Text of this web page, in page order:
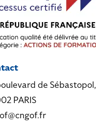
de Sébastopol,
PARIS